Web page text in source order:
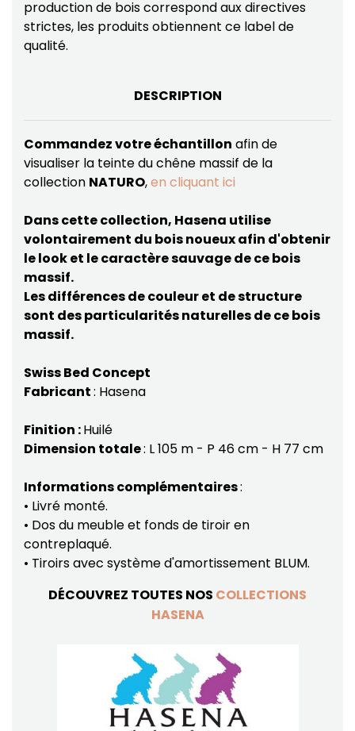
production de bois correspond aux directives
strictes, les produits obtiennent ce label de
qualité.
DESCRIPTION
Commandez votre échantillon afin de
visualiser la teinte du chêne massif de la
collection NATURO,en cliquant ici
Dans cette collection, Hasena utilise
volontairement du bois noueux afin d'obtenir
le look et le caractère sauvage de ce bois
massif.
Les différences de couleur et de structure
sont des particularités naturelles de ce bois
massif.
Swiss Bed Concept
Fabricant: Hasena
Finition :Huilé
Dimension totale: L 105 m - P 46 cm - H 77 cm
Informations complémentaires:
• Livré monté.
• Dos du meuble et fonds de tiroir en
contreplaqué.
• Tiroirs avec système d'amortissement BLUM.
DÉCOUVREZ TOUTES NOS COLLECTIONS
HASENA